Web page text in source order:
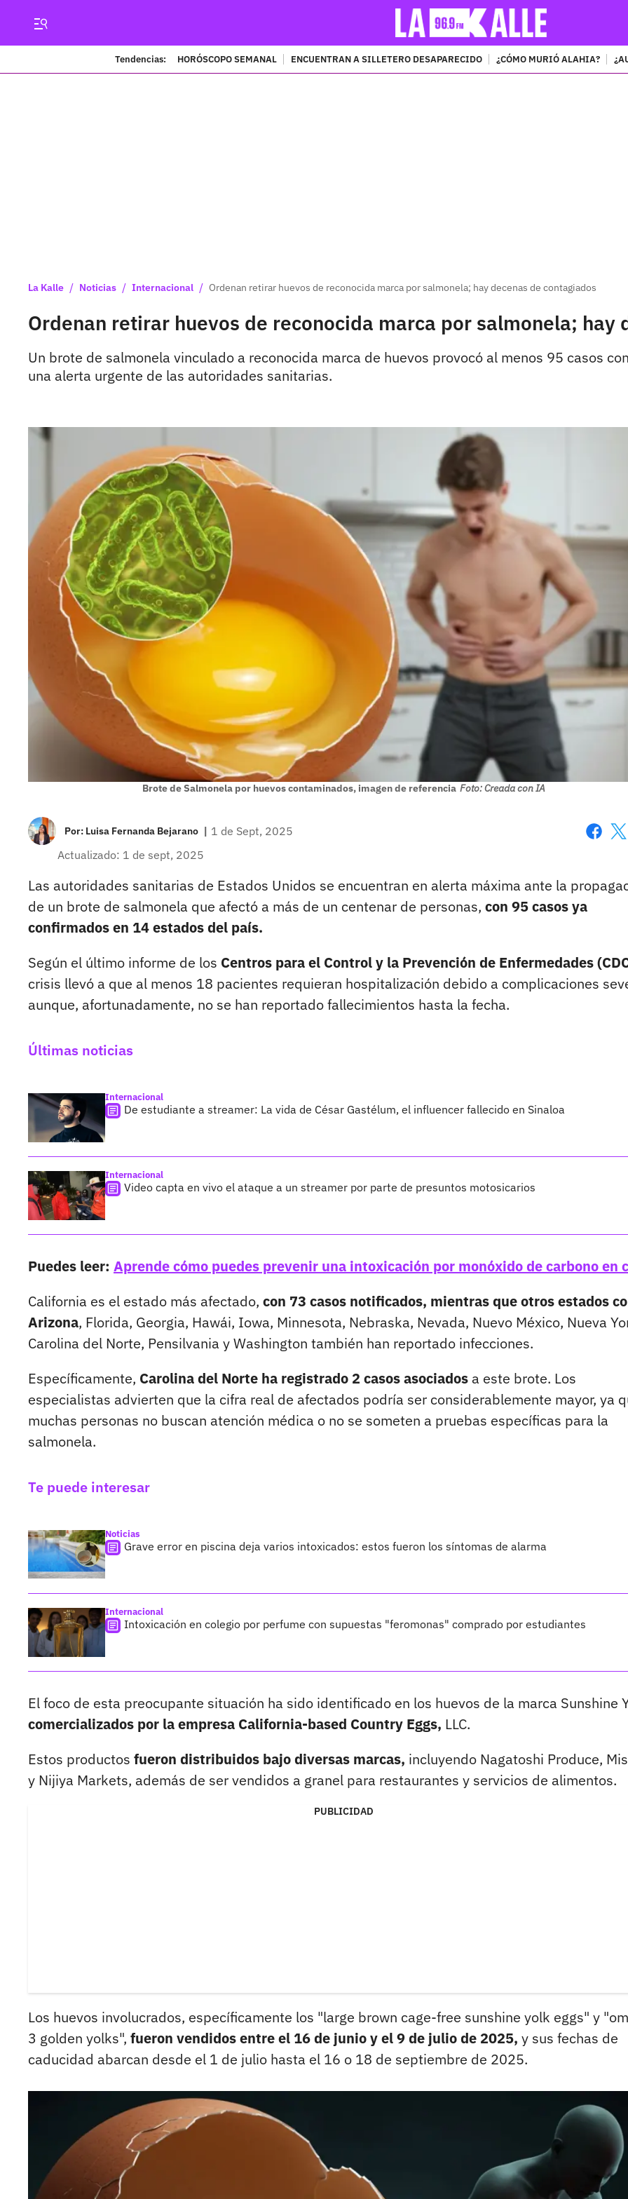
Tendencias: HORÓSCOPO SEMANAL ENCUENTRAN A SILLETERO DESAPARECIDO ¿CÓMO MURIÓ ALAHIA?
La Kalle / Noticias / Internacional / Ordenan retirar huevos de reconocida marca por salmonela; hay decenas de contagiados
Ordenan retirar huevos de reconocida marca por salmonela; hay
Un brote de salmonela vinculado a reconocida marca de huevos provocó al menos 95 casos
una alerta urgente de las autoridades sanitarias.
Brote de Salmonela por huevos contaminados, imagen de referencia Foto: Creada con IA
Por: Luisa Fernanda Bejarano | 1 de Sept, 2025
Actualizado: 1 de sept, 2025
Las autoridades sanitarias de Estados Unidos se encuentran en alerta máxima ante la
de un brote de salmonela que afectó a más de un centenar de personas, con 95 casos ya
confirmados en 14 estados del país.
Según el último informe de los Centros para el Control y la Prevención de Enfermedades
crisis llevó a que al menos 18 pacientes requieran hospitalización debido a complicaciones
aunque, afortunadamente, no se han reportado fallecimientos hasta la fecha.
Últimas noticias
Internacional
De estudiante a streamer: La vida de César Gastélum, el influencer fallecido en Sinaloa
Internacional
Video capta en vivo el ataque a un streamer por parte de presuntos motosicarios
Puedes leer: Aprende cómo puedes prevenir una intoxicación por monóxido de carbono en
California es el estado más afectado, con 73 casos notificados, mientras que otros estados
Arizona, Florida, Georgia, Hawái, Iowa, Minnesota, Nebraska, Nevada, Nuevo México, Nueva
Carolina del Norte, Pensilvania y Washington también han reportado infecciones.
Específicamente, Carolina del Norte ha registrado 2 casos asociados a este brote. Los
especialistas advierten que la cifra real de afectados podría ser considerablemente mayor, ya
muchas personas no buscan atención médica o no se someten a pruebas específicas para la
salmonela.
Te puede interesar
Noticias
Grave error en piscina deja varios intoxicados: estos fueron los síntomas de alarma
Internacional
Intoxicación en colegio por perfume con supuestas "feromonas" comprado por estudiantes
El foco de esta preocupante situación ha sido identificado en los huevos de la marca Sunshine
comercializados por la empresa California-based Country Eggs, LLC.
Estos productos fueron distribuidos bajo diversas marcas, incluyendo Nagatoshi Produce,
y Nijiya Markets, además de ser vendidos a granel para restaurantes y servicios de alimentos.
PUBLICIDAD
Los huevos involucrados, específicamente los "large brown cage-free sunshine yolk eggs" y
3 golden yolks", fueron vendidos entre el 16 de junio y el 9 de julio de 2025, y sus fechas de
caducidad abarcan desde el 1 de julio hasta el 16 o 18 de septiembre de 2025.